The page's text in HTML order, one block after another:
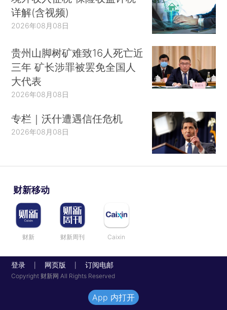
详解(含视频)
2026年08月08日
贵州山脚树矿难致16人死亡近
三年 矿长涉罪被罢免全国人
大代表
2026年08月08日
专栏｜沃什遭遇信任危机
2026年08月08日
财新移动
财新 财新周刊 Caixin
登录 网页版 订阅电邮
Copyright 财新网 All Rights Reserved
App 内打开